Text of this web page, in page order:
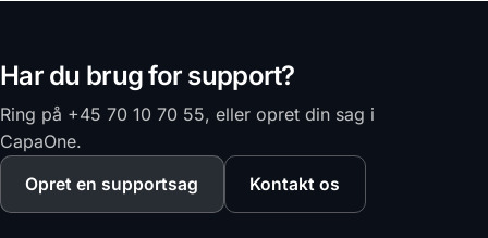
Har du brug for support?
Ring på +45 70 10 70 55, eller opret din sag i
CapaOne.
Opret en supportsag Kontakt os